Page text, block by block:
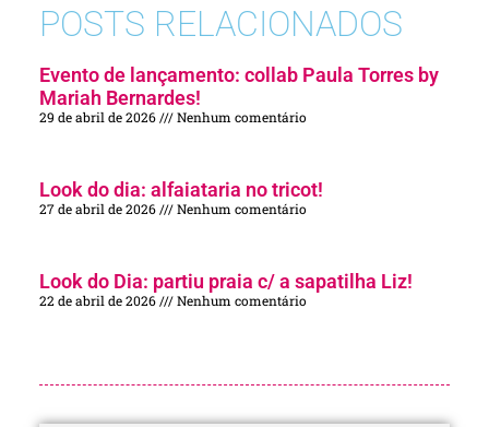
POSTS RELACIONADOS
Evento de lançamento: collab Paula Torres by
Mariah Bernardes!
29 de abril de 2026 Nenhum comentário
Look do dia: alfaiataria no tricot!
27 de abril de 2026 Nenhum comentário
Look do Dia: partiu praia c/ a sapatilha Liz!
22 de abril de 2026 Nenhum comentário